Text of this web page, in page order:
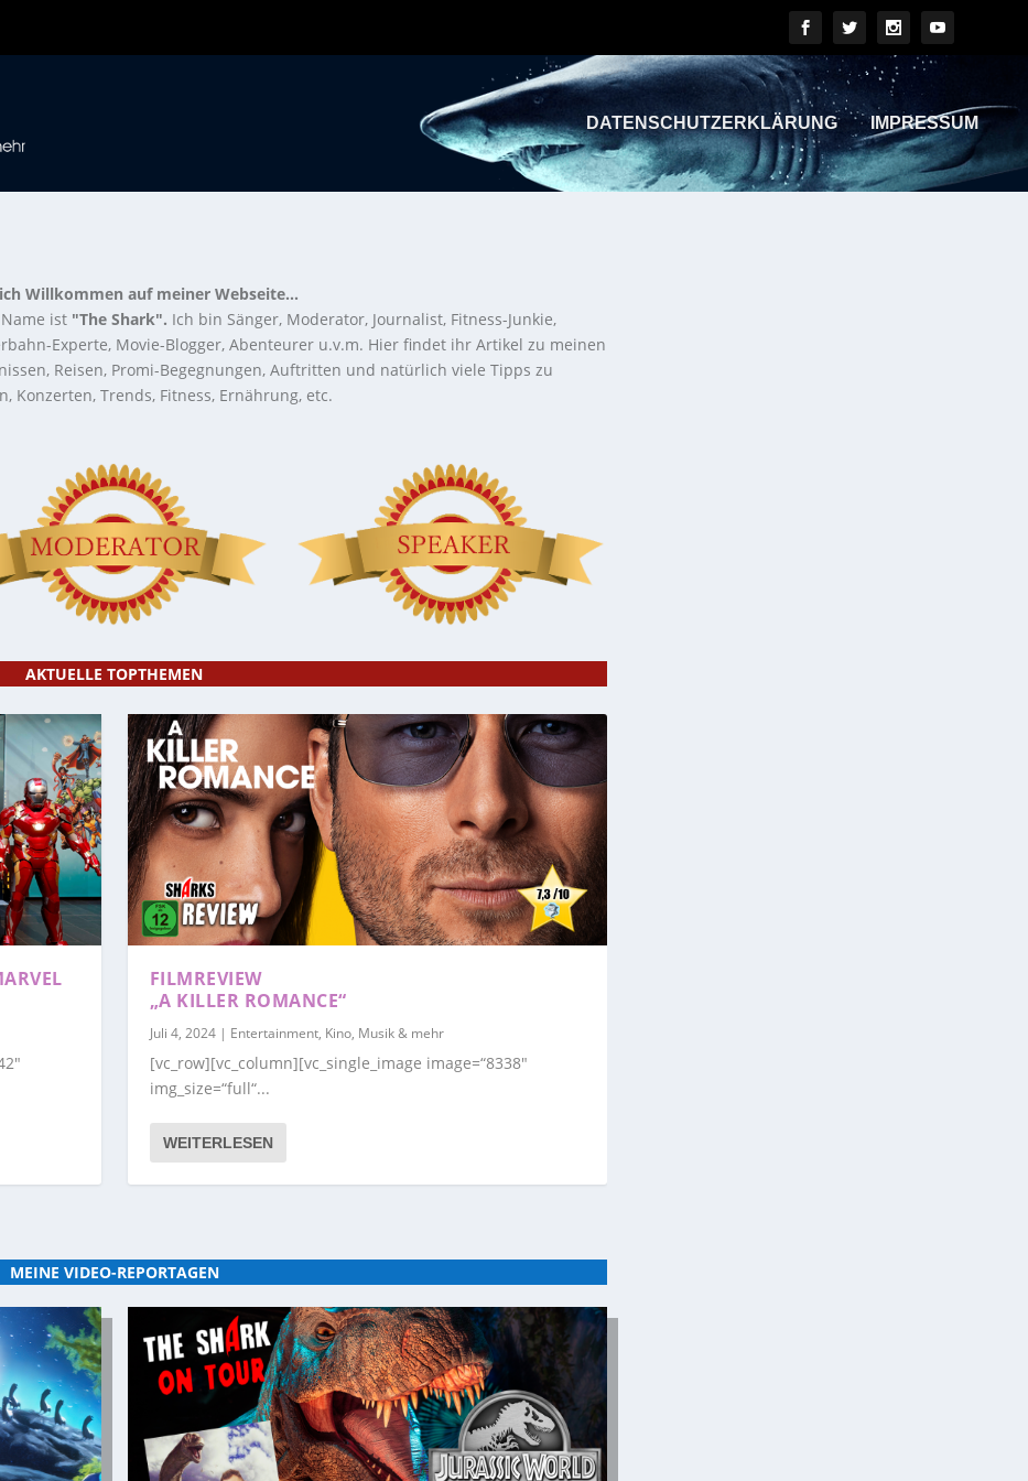
DATENSCHUTZERKLÄRUNG IMPRESSUM
Willkommen auf meiner Webseite...
ist "The Shark". Ich bin Sänger, Moderator, Journalist, Fitness-Junkie,
Experte, Movie-Blogger, Abenteurer u.v.m. Hier findet ihr Artikel zu meinen
Reisen, Promi-Begegnungen, Auftritten und natürlich viele Tipps zu
Konzerten, Trends, Fitness, Ernährung, etc.
AKTUELLE TOPTHEMEN
FILMREVIEW
„A KILLER ROMANCE“
Juli 4, 2024| Entertainment, Kino, Musik & mehr
[vc_row][vc_column][vc_single_image image=“8338″
img_size=“full“...
WEITERLESEN
MEINE VIDEO-REPORTAGEN